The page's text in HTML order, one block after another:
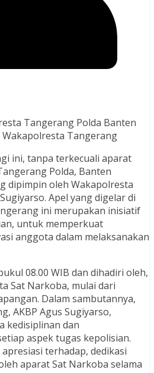
Tangerang Polda Banten
Tangerang
ini, tanpa terkecuali aparat
Polda, Banten
dipimpin oleh Wakapolresta
Apel yang digelar di
ini merupakan inisiatif
untuk memperkuat
anggota dalam melaksanakan
08.00 WIB dan dihadiri oleh,
Sat Narkoba, mulai dari
Dalam sambutannya,
AKBP Agus Sugiyarso,
kedisiplinan dan
aspek tugas kepolisian.
terhadap, dedikasi
aparat Sat Narkoba selama